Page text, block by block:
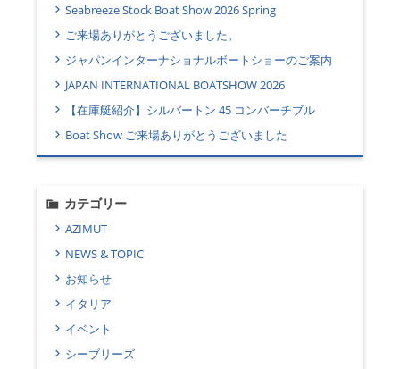
Seabreeze Stock Boat Show 2026 Spring
ご来場ありがとうございました。
ジャパンインターナショナルボートショーのご案内
JAPAN INTERNATIONAL BOATSHOW 2026
【在庫艇紹介】シルバートン 45 コンバーチブル
Boat Show ご来場ありがとうございました
カテゴリー
AZIMUT
NEWS & TOPIC
お知らせ
イタリア
イベント
シーブリーズ